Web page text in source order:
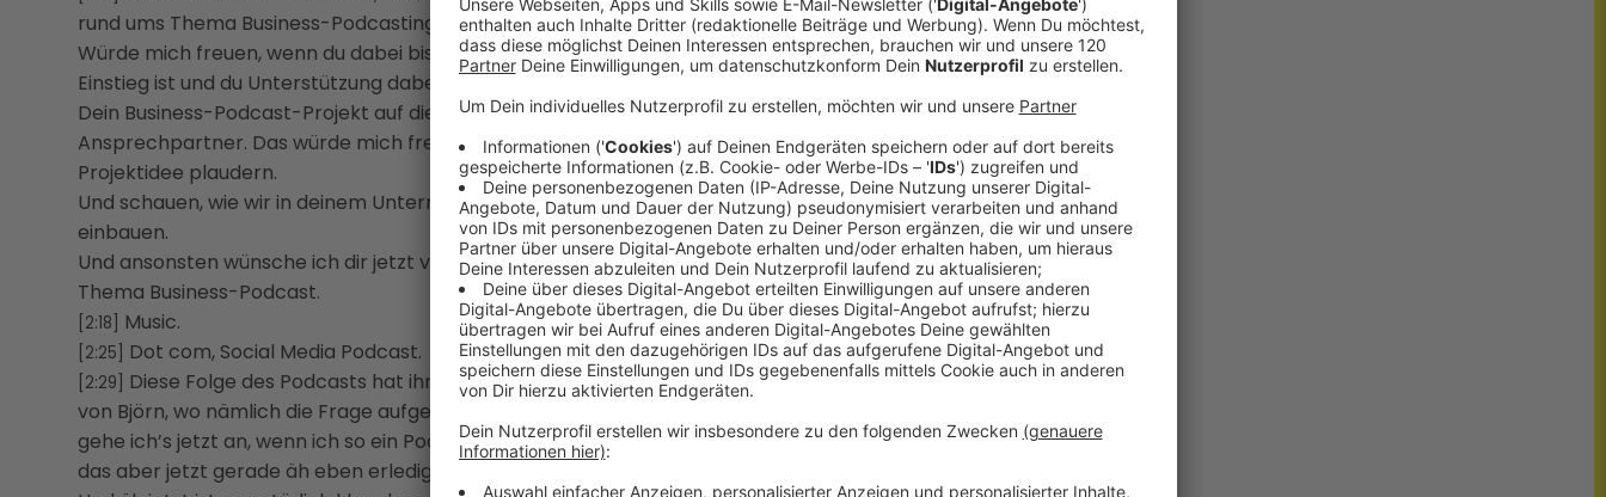
rund ums Thema Business-Podcasting.
Würde mich freuen, wenn du dabei bist. Wenn so ein Online-Kurs für dich vielleicht äh ja, nur der
Einstieg ist und du Unterstützung dabei brauchst.
Dein Business-Podcast-Projekt auf die Beine zu bringen, dann bin ich hoffentlich ein würdiger
Ansprechpartner. Das würde mich freuen, wenn du Kontakt aufnimmst und wir über deine
Projektidee plaudern.
Und schauen, wie wir in deinem Unternehmen das Thema Podcast in den bestehenden MediaMix
einbauen.
Und ansonsten wünsche ich dir jetzt viel Vergnügen mit ein paar ja ersten Inputs rund um das
Thema Business-Podcast.
[2:18] Music.
[2:25] Dot com, Social Media Podcast.
[2:29]
Diese Folge des Podcasts hat ihren Ursprung tatsächlich in einer der Facebook-Gruppen
von Björn, wo nämlich die Frage aufgekommen ist, wie
gehe ich’s jetzt an, wenn ich so ein Podcast-Projekt schreiben muss? Ich habe keine Ahnung, soll
das aber jetzt gerade äh eben erledigen.